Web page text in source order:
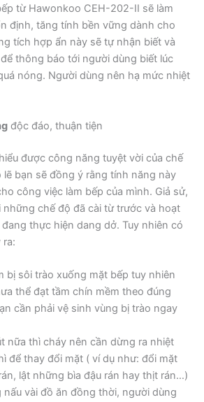
từ Hawonkoo CEH-202-II sẽ làm
định, tăng tính bền vững dành cho
tích hợp ẩn này sẽ tự nhận biết và
thông báo tới người dùng biết lúc
nóng. Người dùng nên hạ mức nhiệt
độc đáo, thuận tiện
được công năng tuyệt vời của chế
lẽ bạn sẽ đồng ý rằng tính năng này
công việc làm bếp của mình. Giả sử,
chế độ đã cài từ trước và hoạt
thực hiện dang dở. Tuy nhiên có
ra:
bị sôi trào xuống mặt bếp tuy nhiên
thể đạt tầm chín mềm theo đúng
cần phải vệ sinh vùng bị trào ngay
nữa thì cháy nên cần dừng ra nhiệt
để thay đổi mặt ( ví dụ như: đổi mặt
lật những bìa đậu rán hay thịt rán…)
nấu vài đồ ăn đồng thời, người dùng